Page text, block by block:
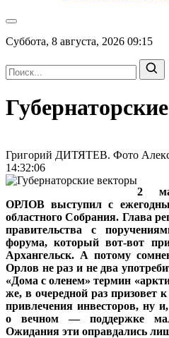
Суббота, 8 августа, 2026 09:15
Григорий ДИТЯТЕВ. Фото
14:32:06
2
ОРЛОВ выступил с
областного Собрания. Глава
правительства с
форума, который вот-вот
Архангельск. А потому
Орлов не раз и не два
«Дома с оленем» термин
же, в очередной раз призовет
привлечения инвесторов, ну
о вечном — поддержке
Ожидания эти оправдались